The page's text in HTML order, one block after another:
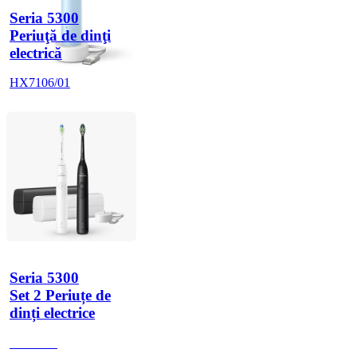
Seria 5300
Periuţă de dinţi
electrică
HX7106/01
Seria 5300
Set 2 Periuțe de
dinți electrice